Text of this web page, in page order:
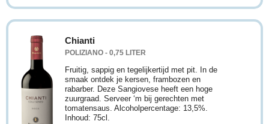
Chianti
POLIZIANO - 0,75 LITER
Fruitig, sappig en tegelijkertijd met pit. In de
smaak ontdek je kersen, frambozen en
rabarber. Deze Sangiovese heeft een hoge
zuurgraad. Serveer ‘m bij gerechten met
tomatensaus. Alcoholpercentage: 13,5%.
Inhoud: 75cl.